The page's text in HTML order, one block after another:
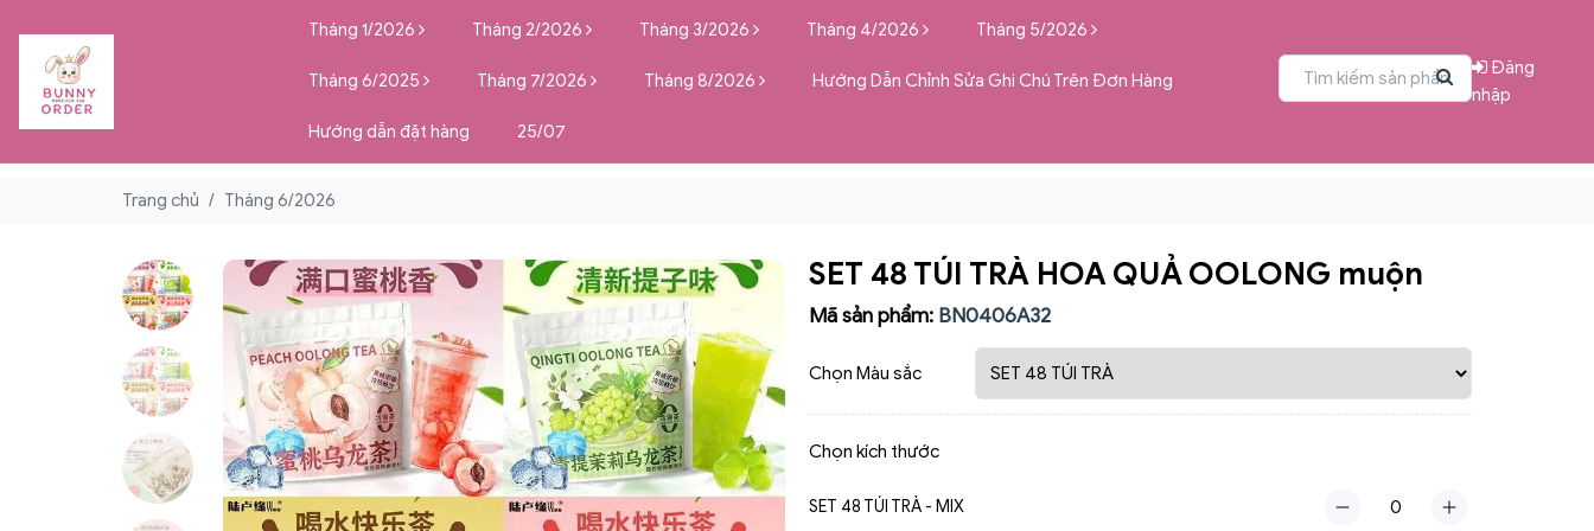
Tháng 1/2026 Tháng 2/2026 Tháng 3/2026 Tháng 4/2026 Tháng 5/2026
Tháng 6/2025 Tháng 7/2026 Tháng 8/2026 Hướng Dẫn Chỉnh Sửa Ghi Chú Trên Đơn Hàng
Hướng dẫn đặt hàng 25/07
Đăng
nhập
Trang chủ / Tháng 6/2026
SET 48 TÚI TRÀ HOA QUẢ OOLONG muộn
Mã sản phẩm: BN0406A32
Chọn Màu sắc
Chọn kích thước
SET 48 TÚI TRÀ - MIX